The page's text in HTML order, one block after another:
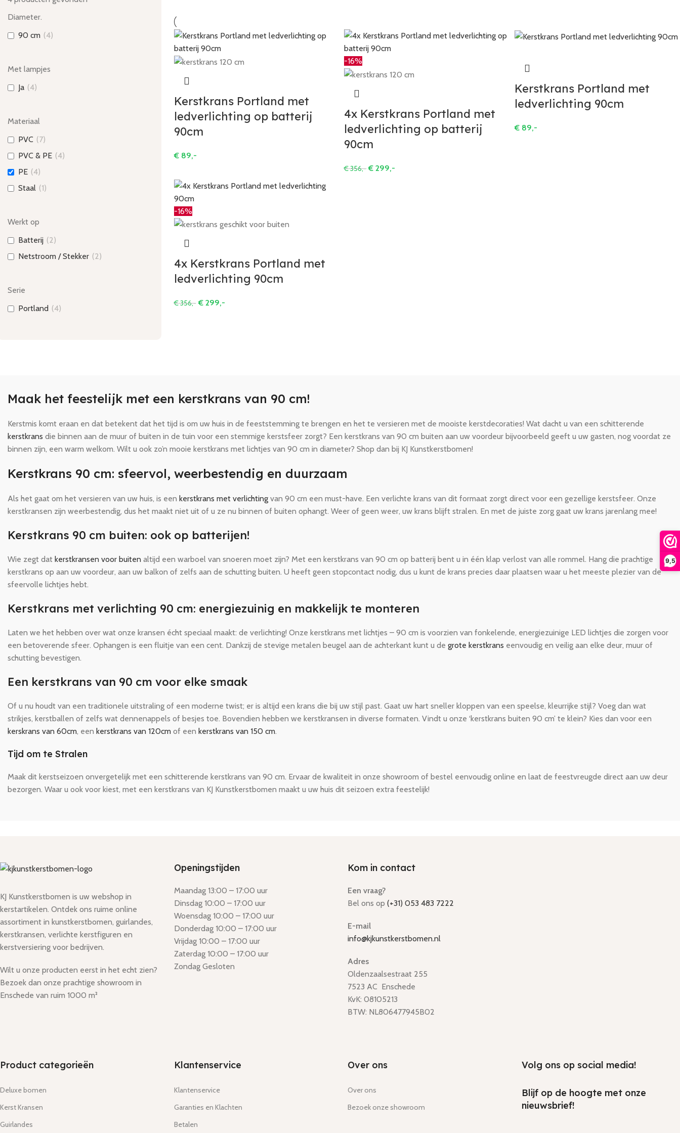
9,5
Diameter.
90 cm (4)
Met lampjes
Ja (4)
Materiaal
PVC (7)
PVC & PE (4)
PE (4)
Staal (1)
Werkt op
Batterij (2)
Netstroom / Stekker (2)
Serie
Portland (4)
Kerstkrans Portland met
ledverlichting op batterij
90cm
€89,-
-16%
4x Kerstkrans Portland met
ledverlichting op batterij
90cm
€356,- € 299,-
Kerstkrans Portland met
ledverlichting 90cm
€ 89,-
-16%
4x Kerstkrans Portland met
ledverlichting 90cm
€356,- €299,-
Maak het feestelijk met een kerstkrans van 90 cm!
Kerstmis komt eraan en dat betekent dat het tijd is om uw huis in de feeststemming te brengen en het te versieren met de mooiste kerstdecoraties! Wat dacht u van een schitterende
kerstkrans die binnen aan de muur of buiten in de tuin voor een stemmige kerstsfeer zorgt? Een kerstkrans van 90 cm buiten aan uw voordeur bijvoorbeeld geeft u uw gasten, nog voordat ze
binnen zijn, een warm welkom. Wilt u ook zo’n mooie kerstkrans met lichtjes van 90 cm in diameter? Shop dan bij KJ Kunstkerstbomen!
Kerstkrans 90 cm: sfeervol, weerbestendig en duurzaam
Als het gaat om het versieren van uw huis, is een kerstkrans met verlichting van 90 cm een must-have. Een verlichte krans van dit formaat zorgt direct voor een gezellige kerstsfeer. Onze
kerstkransen zijn weerbestendig, dus het maakt niet uit of u ze nu binnen of buiten ophangt. Weer of geen weer, uw krans blijft stralen. En met de juiste zorg gaat uw krans jarenlang mee!
Kerstkrans 90 cm buiten: ook op batterijen!
Wie zegt dat kerstkransen voor buiten altijd een warboel van snoeren moet zijn? Met een kerstkrans van 90 cm op batterij bent u in één klap verlost van alle rommel. Hang die prachtige
kerstkrans op aan uw voordeur, aan uw balkon of zelfs aan de schutting buiten. U heeft geen stopcontact nodig, dus u kunt de krans precies daar plaatsen waar u het meeste plezier van de
sfeervolle lichtjes hebt.
Kerstkrans met verlichting 90 cm: energiezuinig en makkelijk te monteren
Laten we het hebben over wat onze kransen écht speciaal maakt: de verlichting! Onze kerstkrans met lichtjes – 90 cm is voorzien van fonkelende, energiezuinige LED lichtjes die zorgen voor
een betoverende sfeer. Ophangen is een fluitje van een cent. Dankzij de stevige metalen beugel aan de achterkant kunt u de grote kerstkrans eenvoudig en veilig aan elke deur, muur of
schutting bevestigen.
Een kerstkrans van 90 cm voor elke smaak
Of u nu houdt van een traditionele uitstraling of een moderne twist; er is altijd een krans die bij uw stijl past. Gaat uw hart sneller kloppen van een speelse, kleurrijke stijl? Voeg dan wat
strikjes, kerstballen of zelfs wat dennenappels of besjes toe. Bovendien hebben we kerstkransen in diverse formaten. Vindt u onze ‘kerstkrans buiten 90 cm’ te klein? Kies dan voor een
kerskrans van 60cm, een kerstkrans van 120cm of een kerstkrans van 150 cm.
Tijd om te Stralen
Maak dit kerstseizoen onvergetelijk met een schitterende kerstkrans van 90 cm. Ervaar de kwaliteit in onze showroom of bestel eenvoudig online en laat de feestvreugde direct aan uw deur
bezorgen. Waar u ook voor kiest, met een kerstkrans van KJ Kunstkerstbomen maakt u uw huis dit seizoen extra feestelijk!
KJ Kunstkerstbomen is uw webshop in
kerstartikelen. Ontdek ons ruime online
assortiment in kunstkerstbomen, guirlandes,
kerstkransen, verlichte kerstfiguren en
kerstversiering voor bedrijven.
Wilt u onze producten eerst in het echt zien?
Bezoek dan onze prachtige showroom in
Enschede van ruim 1000 m²
Openingstijden
Maandag 13:00 – 17:00 uur
Dinsdag 10:00 – 17:00 uur
Woensdag 10:00 – 17:00 uur
Donderdag 10:00 – 17:00 uur
Vrijdag 10:00 – 17:00 uur
Zaterdag 10:00 – 17:00 uur
Zondag Gesloten
Kom in contact
Een vraag?
Bel ons op (+31) 053 483 7222
E-mail
info@kjkunstkerstbomen.nl
Adres
Oldenzaalsestraat 255
7523 AC Enschede
KvK: 08105213
BTW: NL806477945B02
Product categorieën
Deluxe bomen
Kerst Kransen
Guirlandes
Klantenservice
Klantenservice
Garanties en Klachten
Betalen
Over ons
Over ons
Bezoek onze showroom
Volg ons op social media!
Blijf op de hoogte met onze
nieuwsbrief!